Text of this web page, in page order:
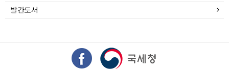
발간도서